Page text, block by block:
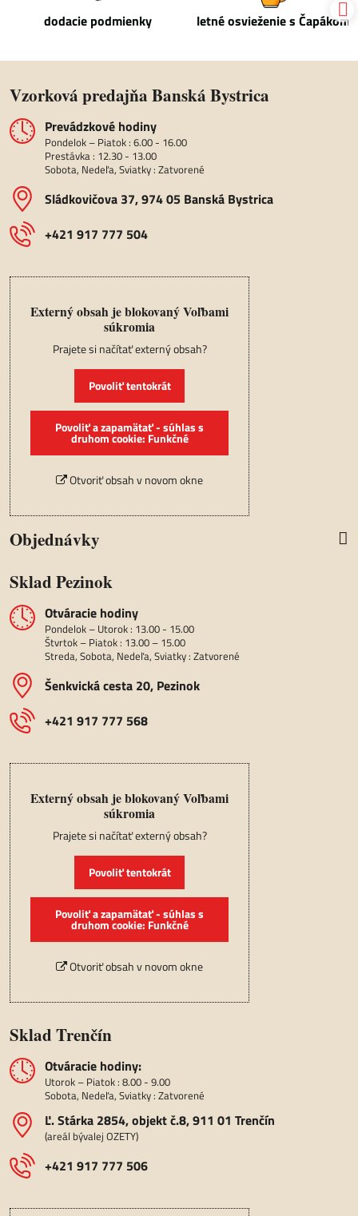
dodacie podmienky letné osvieženie s Čapákom
Vzorková predajňa Banská Bystrica
Prevádzkové hodiny
Pondelok – Piatok : 6.00 - 16.00
Prestávka : 12.30 - 13.00
Sobota, Nedeľa, Sviatky : Zatvorené
Sládkovičova 37, 974 05 Banská Bystrica
+421 917 777 504
Externý obsah je blokovaný Voľbami
súkromia
Prajete si načítať externý obsah?
Povoliť tentokrát
Povoliť a zapamätať - súhlas s
druhom cookie: Funkčné
Otvoriť obsah v novom okne
Objednávky
Sklad Pezinok
Otváracie hodiny
Pondelok – Utorok : 13.00 - 15.00
Štvrtok – Piatok : 13.00 – 15.00
Streda, Sobota, Nedeľa, Sviatky : Zatvorené
Šenkvická cesta 20, Pezinok
+421 917 777 568
Externý obsah je blokovaný Voľbami
súkromia
Prajete si načítať externý obsah?
Povoliť tentokrát
Povoliť a zapamätať - súhlas s
druhom cookie: Funkčné
Otvoriť obsah v novom okne
Sklad Trenčín
Otváracie hodiny:
Utorok – Piatok : 8.00 - 9.00
Sobota, Nedeľa, Sviatky : Zatvorené
Ľ​. Stárka 2854, objekt č​.8, 911 01 Trenčín
(areál bývalej OZETY)
+421 917 777 506